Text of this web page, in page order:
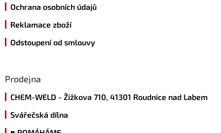
Ochrana osobních údajů
Reklamace zboží
Odstoupení od smlouvy
Prodejna
CHEM-WELD - Žižkova 710, 41301 Roudnice nad Labem
Svářečská dílna